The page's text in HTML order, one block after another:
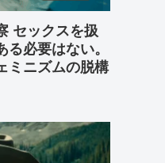
セックスを扱
必要はない。
ミニズムの脱構